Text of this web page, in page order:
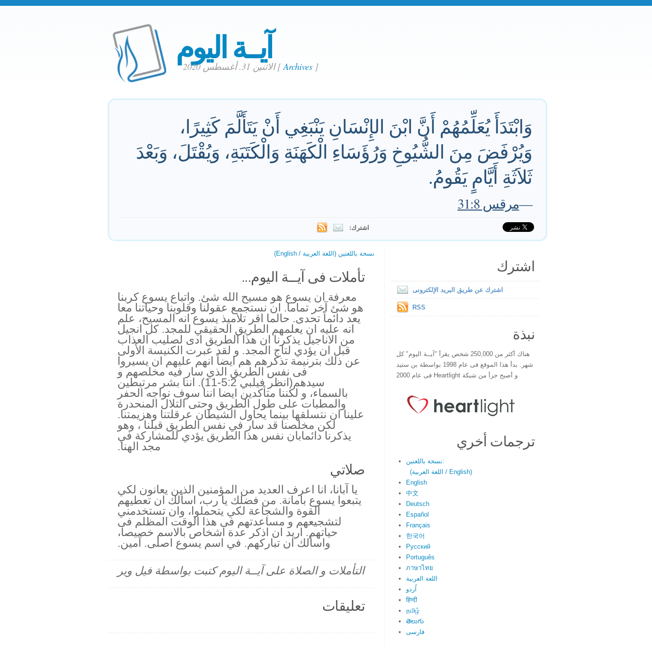
آيــة اليوم الاثنين 31. أغسطس 2020[Archives]
وَابْتَدَأَ يُعَلِّمُهُمْ أَنَّ ابْنَ الإِنْسَانِ يَنْبَغِي أَنْ يَتَأَلَّمَ كَثِيرًا،
وَيُرْفَضَ مِنَ الشُّيُوخِ وَرُؤَسَاءِ الْكَهَنَةِ وَالْكَتَبَةِ، وَيُقْتَلَ، وَبَعْدَ
ثَلاَثَةِ أَيَّامٍ يَقُومُ.
—مرقس 31:8
اشترك:
نسخة باللغتين (اللغة العربية / English)
تأملات فى آيــة اليوم...
معرفة ان يسوع هو مسيح الله شئ. واتباع يسوع كربنا
هو شئ آخر تماما. ان نستجمع عقولنا وقلوبنا وحياتنا معا
يعد دائماً تحدى. حالما اقر تلاميذ يسوع انه المسيح، علم
انه عليه ان يعلمهم الطريق الحقيقي للمجد. كل انجيل
من الاناجيل يذكرنا ان هذا الطريق ادى لصليب العذاب
قبل ان يؤدي لتاج المجد. و لقد عبرت الكنيسة الأولى
عن ذلك بترنيمة تذكرهم هم ايضاً انهم عليهم ان يسيروا
فى نفس الطريق الذي سار فيه مخلصهم و
سيدهم(انظر فيلبي 5:2-11). اننا بشر مرتبطين
بالسماء، و لكننا متأكدين ايضا اننا سوف نواجه الحفر
والمطبات على طول الطريق وحتى التلال المنحدرة
علينا ان نتسلقها بينما يحاول الشيطان عرقلتنا وهزيمتنا.
لكن مخلصنا قد سار في نفس الطريق قبلنا ، وهو
يذكرنا دائمابان نفس هذا الطريق يؤدي للمشاركة في
مجد الهنا.
صلاتي
يا آبانا، انا اعرف العديد من المؤمنين الذين يعانون لكي
يتبعوا يسوع بامانة. من فضلك يا رب، اسألك ان تعطيهم
القوة والشجاعة لكي يتحملوا، وان تستخدمني
لتشجيعهم و مساعدتهم فى هذا الوقت المظلم فى
حياتهم. اريد ان اذكر عدة اشخاص بالاسم خصيصا،
واسألك ان تباركهم. في اسم يسوع اصلى. آمين.
التأملات و الصلاة على آيــة اليوم كتبت بواسطة فيل وير
تعليقات
اشترك
اشترك عن طريق البريد الإلكترونى
RSS
نبذة
هناك أكثر من 250,000 شخص يقرأ "آيــة اليوم" كل
شهر. بدأ هذا الموقع فى عام 1998 بواسطة بن ستيد
و أصبح جزأ من شبكة Heartlight فى عام 2000
ترجمات أخري
نسخة باللغتين:
(اللغة العربية / English)
English
中文
Deutsch
Español
Français
한국어
Русский
Português
ภาษาไทย
اللغة العربية
اُردو
हिन्दी
தமிழ்
తెలుగు
فارسی